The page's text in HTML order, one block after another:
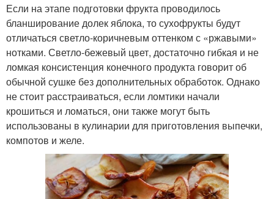
Если на этапе подготовки фрукта проводилось
бланширование долек яблока, то сухофрукты будут
отличаться светло-коричневым оттенком с «ржавыми»
нотками. Светло-бежевый цвет, достаточно гибкая и не
ломкая консистенция конечного продукта говорит об
обычной сушке без дополнительных обработок. Однако
не стоит расстраиваться, если ломтики начали
крошиться и ломаться, они также могут быть
использованы в кулинарии для приготовления выпечки,
компотов и желе.